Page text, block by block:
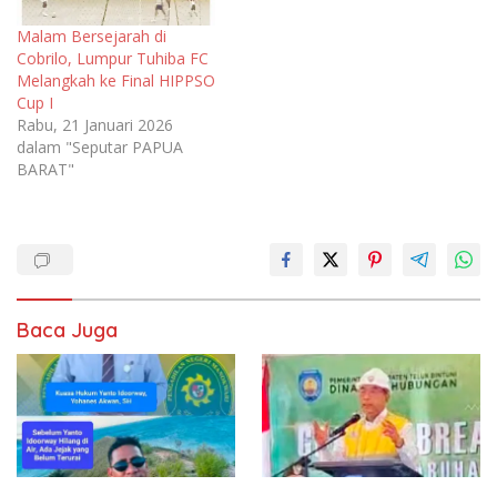
Malam Bersejarah di
Cobrilo, Lumpur Tuhiba FC
Melangkah ke Final HIPPSO
Cup I
Rabu, 21 Januari 2026
dalam "Seputar PAPUA
BARAT"
Baca Juga